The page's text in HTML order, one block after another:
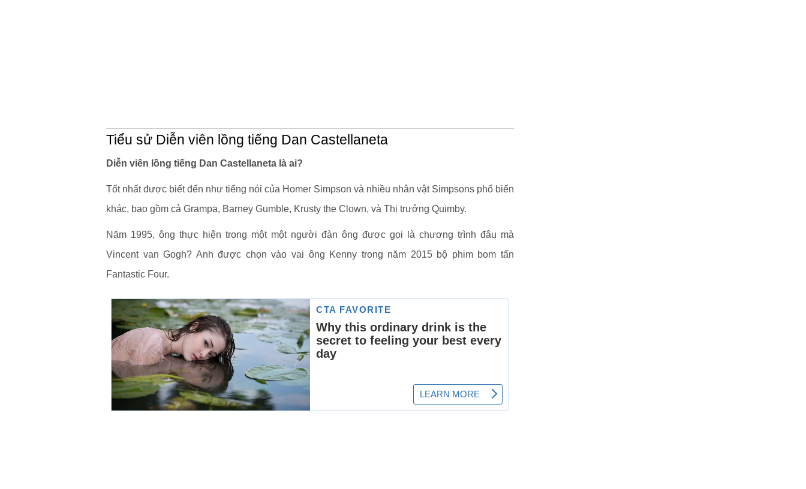
Tiểu sử Diễn viên lồng tiếng Dan Castellaneta
Diễn viên lồng tiếng Dan Castellaneta là ai?
Tốt nhất được biết đến như tiếng nói của Homer Simpson và nhiều nhân vật Simpsons phổ biến
khác, bao gồm cả Grampa, Barney Gumble, Krusty the Clown, và Thị trưởng Quimby.
Năm 1995, ông thực hiện trong một một người đàn ông được gọi là chương trình đâu mà
Vincent van Gogh? Anh được chọn vào vai ông Kenny trong năm 2015 bộ phim bom tấn
Fantastic Four.